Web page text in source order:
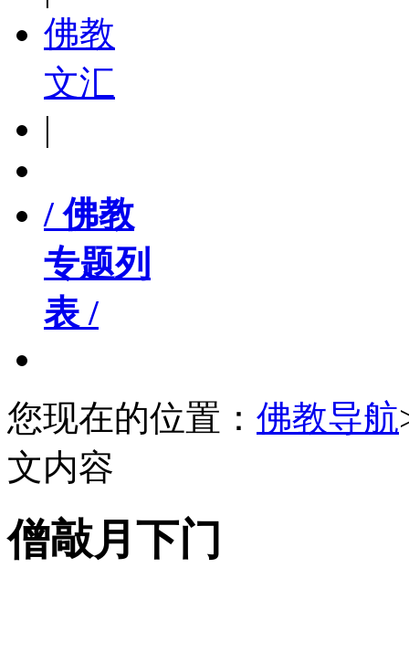
佛教
文汇
|
/ 佛教
专题列
表 /
您现在的位置： 佛教导航
文内容
僧敲月下门